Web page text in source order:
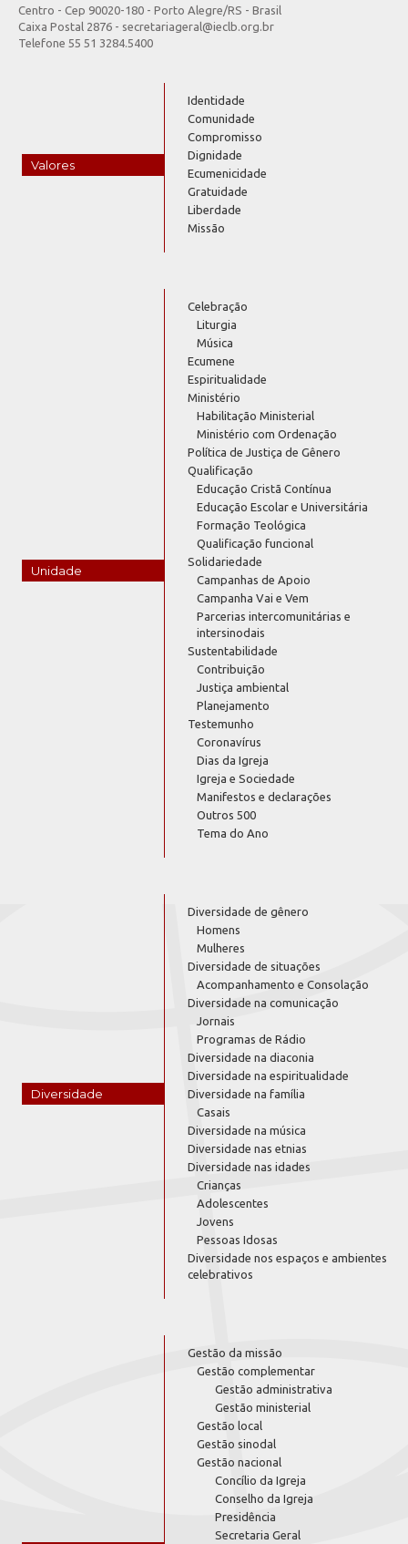
Centro - Cep 90020-180 - Porto Alegre/RS - Brasil
Caixa Postal 2876 - secretariageral@ieclb.org.br
Telefone 55 51 3284.5400
Valores
Identidade
Comunidade
Compromisso
Dignidade
Ecumenicidade
Gratuidade
Liberdade
Missão
Unidade
Celebração
Liturgia
Música
Ecumene
Espiritualidade
Ministério
Habilitação Ministerial
Ministério com Ordenação
Política de Justiça de Gênero
Qualificação
Educação Cristã Contínua
Educação Escolar e Universitária
Formação Teológica
Qualificação funcional
Solidariedade
Campanhas de Apoio
Campanha Vai e Vem
Parcerias intercomunitárias e
intersinodais
Sustentabilidade
Contribuição
Justiça ambiental
Planejamento
Testemunho
Coronavírus
Dias da Igreja
Igreja e Sociedade
Manifestos e declarações
Outros 500
Tema do Ano
Diversidade
Diversidade de gênero
Homens
Mulheres
Diversidade de situações
Acompanhamento e Consolação
Diversidade na comunicação
Jornais
Programas de Rádio
Diversidade na diaconia
Diversidade na espiritualidade
Diversidade na família
Casais
Diversidade na música
Diversidade nas etnias
Diversidade nas idades
Crianças
Adolescentes
Jovens
Pessoas Idosas
Diversidade nos espaços e ambientes
celebrativos
Gestão da missão
Gestão complementar
Gestão administrativa
Gestão ministerial
Gestão local
Gestão sinodal
Gestão nacional
Concílio da Igreja
Conselho da Igreja
Presidência
Secretaria Geral